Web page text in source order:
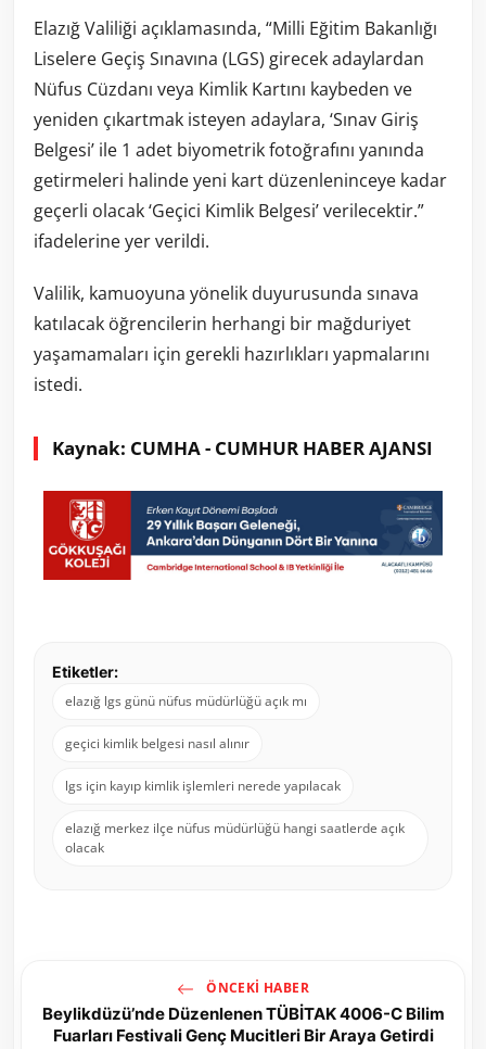
Elazığ Valiliği açıklamasında, “Milli Eğitim Bakanlığı
Liselere Geçiş Sınavına (LGS) girecek adaylardan
Nüfus Cüzdanı veya Kimlik Kartını kaybeden ve
yeniden çıkartmak isteyen adaylara, ‘Sınav Giriş
Belgesi’ ile 1 adet biyometrik fotoğrafını yanında
getirmeleri halinde yeni kart düzenleninceye kadar
geçerli olacak ‘Geçici Kimlik Belgesi’ verilecektir.”
ifadelerine yer verildi.
Valilik, kamuoyuna yönelik duyurusunda sınava
katılacak öğrencilerin herhangi bir mağduriyet
yaşamamaları için gerekli hazırlıkları yapmalarını
istedi.
Kaynak: CUMHA - CUMHUR HABER AJANSI
Etiketler:
elazığ lgs günü nüfus müdürlüğü açık mı
geçici kimlik belgesi nasıl alınır
lgs için kayıp kimlik işlemleri nerede yapılacak
elazığ merkez ilçe nüfus müdürlüğü hangi saatlerde açık
olacak
ÖNCEKI HABER
Beylikdüzü’nde Düzenlenen TÜBİTAK 4006-C Bilim
Fuarları Festivali Genç Mucitleri Bir Araya Getirdi